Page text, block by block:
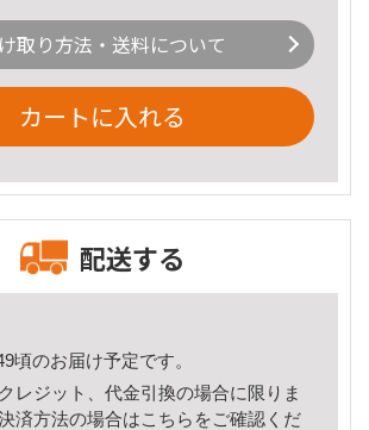
取り方法・送料について
カートに入れる
配送する
頃のお届け予定です。
レジット、代金引換の場合に限りま
済方法の場合はこちら をご確認くだ